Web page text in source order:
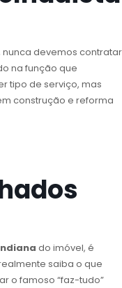
devemos contratar
na função que
tipo de serviço, mas
construção e reforma
do imóvel, é
saiba o que
o famoso “faz-tudo”